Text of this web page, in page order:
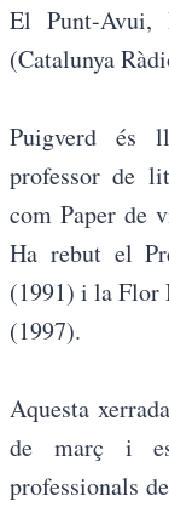
El Punt-Avui,
(Catalunya
Puigverd és
professor de
com Paper de
Ha rebut el
(1991) i la Flor
(1997).
Aquesta
de març i
professionals